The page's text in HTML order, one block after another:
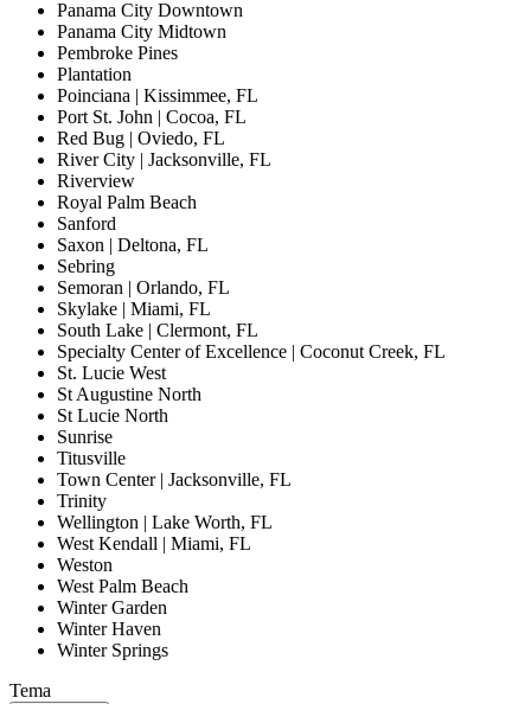
Panama City Downtown
Panama City Midtown
Pembroke Pines
Plantation
Poinciana | Kissimmee, FL
Port St. John | Cocoa, FL
Red Bug | Oviedo, FL
River City | Jacksonville, FL
Riverview
Royal Palm Beach
Sanford
Saxon | Deltona, FL
Sebring
Semoran | Orlando, FL
Skylake | Miami, FL
South Lake | Clermont, FL
Specialty Center of Excellence | Coconut Creek, FL
St. Lucie West
St Augustine North
St Lucie North
Sunrise
Titusville
Town Center | Jacksonville, FL
Trinity
Wellington | Lake Worth, FL
West Kendall | Miami, FL
Weston
West Palm Beach
Winter Garden
Winter Haven
Winter Springs
Tema